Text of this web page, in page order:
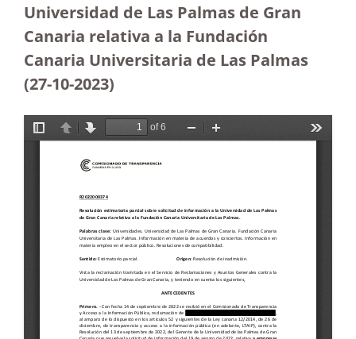
Universidad de Las Palmas de Gran
Canaria relativa a la Fundación
Canaria Universitaria de Las Palmas
(27-10-2023)